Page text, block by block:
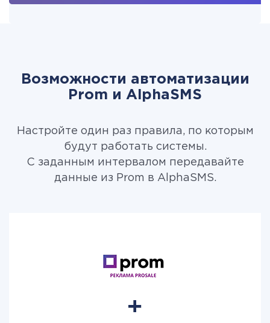
Возможности автоматизации
Prom и AlphaSMS
Настройте один раз правила, по которым
будут работать системы.
С заданным интервалом передавайте
данные из Prom в AlphaSMS.